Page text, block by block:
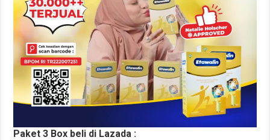
Paket 3 Box beli di Lazada :